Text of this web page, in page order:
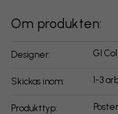
Om produkten:
Designer: GI
Skickas inom: 1-3
Produkttyp: